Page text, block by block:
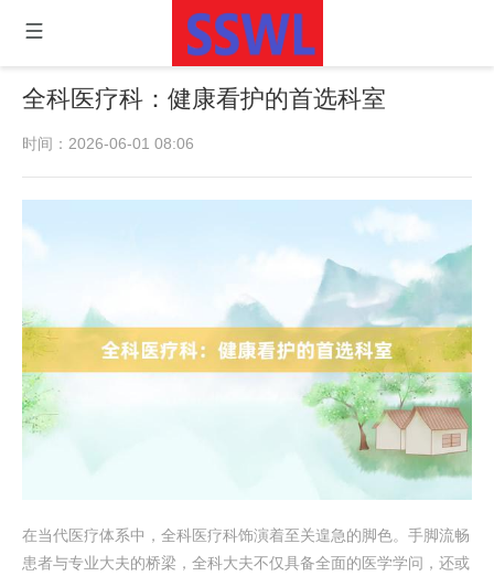
全科医疗科：健康看护的首选科室
时间：2026-06-01 08:06
在当代医疗体系中，全科医疗科饰演着至关遑急的脚色。手脚流畅
患者与专业大夫的桥梁，全科大夫不仅具备全面的医学学问，还或